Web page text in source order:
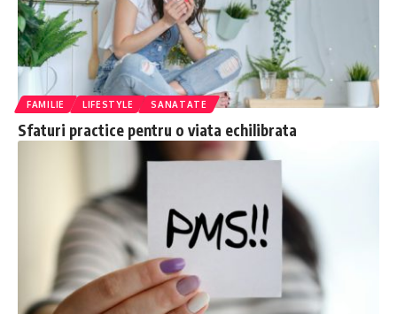
FAMILIE LIFESTYLE SANATATE
Sfaturi practice pentru o viata echilibrata